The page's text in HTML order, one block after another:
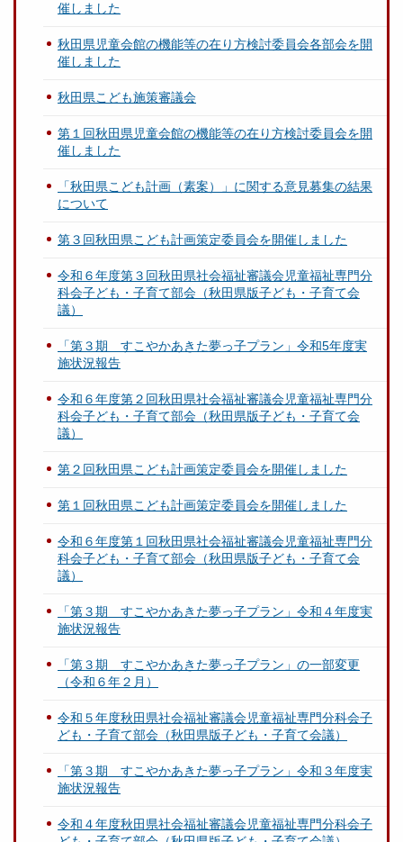
催しました
秋田県児童会館の機能等の在り方検討委員会各部会を開
催しました
秋田県こども施策審議会
第１回秋田県児童会館の機能等の在り方検討委員会を開
催しました
「秋田県こども計画（素案）」に関する意見募集の結果
について
第３回秋田県こども計画策定委員会を開催しました
令和６年度第３回秋田県社会福祉審議会児童福祉専門分
科会子ども・子育て部会（秋田県版子ども・子育て会
議）
「第３期 すこやかあきた夢っ子プラン」令和5年度実
施状況報告
令和６年度第２回秋田県社会福祉審議会児童福祉専門分
科会子ども・子育て部会（秋田県版子ども・子育て会
議）
第２回秋田県こども計画策定委員会を開催しました
第１回秋田県こども計画策定委員会を開催しました
令和６年度第１回秋田県社会福祉審議会児童福祉専門分
科会子ども・子育て部会（秋田県版子ども・子育て会
議）
「第３期 すこやかあきた夢っ子プラン」令和４年度実
施状況報告
「第３期 すこやかあきた夢っ子プラン」の一部変更
（令和６年２月）
令和５年度秋田県社会福祉審議会児童福祉専門分科会子
ども・子育て部会（秋田県版子ども・子育て会議）
「第３期 すこやかあきた夢っ子プラン」令和３年度実
施状況報告
令和４年度秋田県社会福祉審議会児童福祉専門分科会子